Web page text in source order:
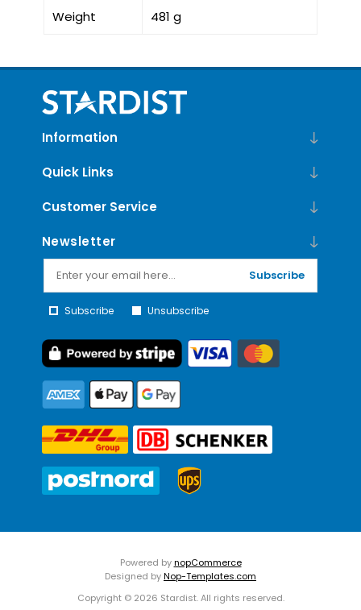
Weight 481 g
Information
Quick Links
Customer Service
Newsletter
Subscribe
Subscribe Unsubscribe
Powered bynopCommerce
Designed byNop-Templates.com
Copyright © 2026 Stardist. All rights reserved.